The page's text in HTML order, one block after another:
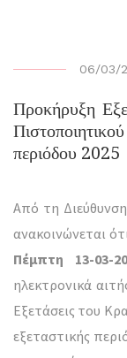
06/03/
Προκήρυξη
περιόδου 2025
Από τη
ανακοινώνεται
Πέμπτη 13-03-
ηλεκτρονικά
Εξετάσεις του
εξεταστικής